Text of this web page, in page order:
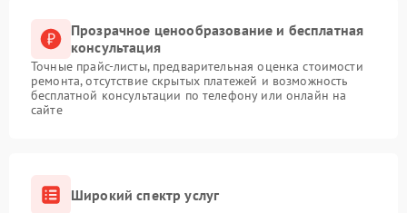
Прозрачное ценообразование и бесплатная
консультация
Точные прайс-листы, предварительная оценка стоимости
ремонта, отсутствие скрытых платежей и возможность
бесплатной консультации по телефону или онлайн на
сайте
Широкий спектр услуг